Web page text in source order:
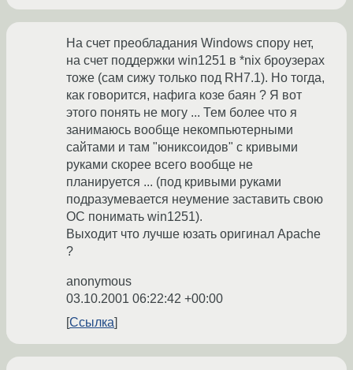
На счет преобладания Windows спору нет,
на счет поддержки win1251 в *nix броузерах
тоже (сам сижу только под RH7.1). Но тогда,
как говорится, нафига козе баян ? Я вот
этого понять не могу ... Тем более что я
занимаюсь вообще некомпьютерными
сайтами и там "юниксоидов" с кривыми
руками скорее всего вообще не
планируется ... (под кривыми руками
подразумевается неумение заставить свою
ОС понимать win1251).
Выходит что лучше юзать оригинал Apache
?
anonymous
03.10.2001 06:22:42 +00:00
Ссылка